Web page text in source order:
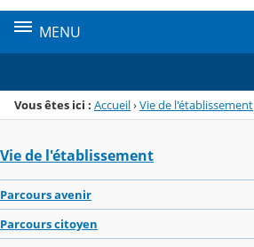
MENU
Vous êtes ici : Accueil›Vie de l'établissement
Vie de l'établissement
Parcours avenir
Parcours citoyen